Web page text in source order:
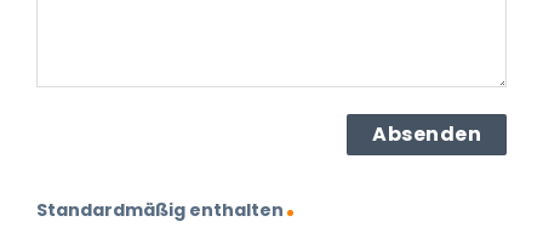
Standardmäßig enthalten